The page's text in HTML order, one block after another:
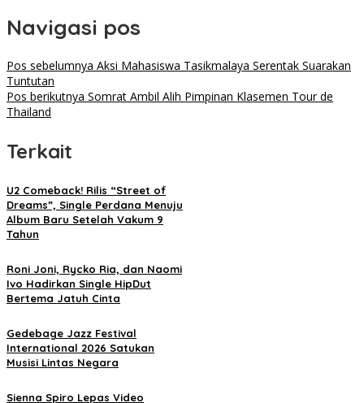
Navigasi pos
Pos sebelumnya Aksi Mahasiswa Tasikmalaya Serentak Suarakan
Tuntutan
Pos berikutnya Somrat Ambil Alih Pimpinan Klasemen Tour de
Thailand
Terkait
U2 Comeback! Rilis “Street of
Dreams”, Single Perdana Menuju
Album Baru Setelah Vakum 9
Tahun
Roni Joni, Rycko Ria, dan Naomi
Ivo Hadirkan Single HipDut
Bertema Jatuh Cinta
Gedebage Jazz Festival
International 2026 Satukan
Musisi Lintas Negara
Sienna Spiro Lepas Video